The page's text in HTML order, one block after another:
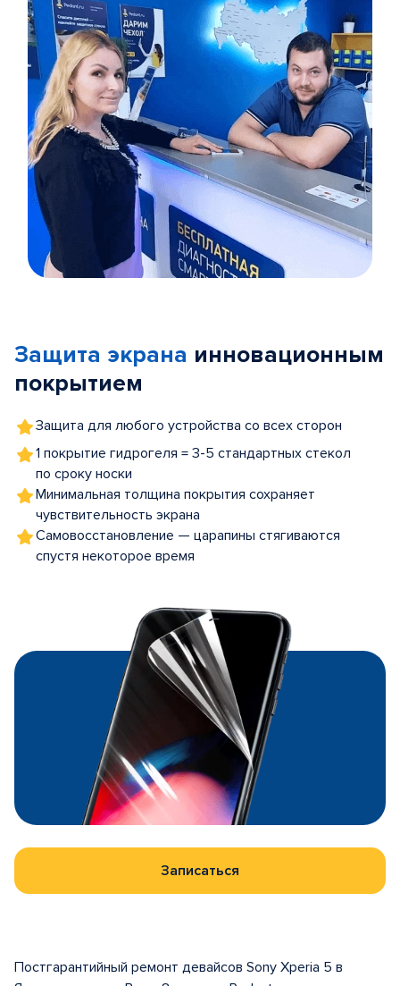
5
Защита экрана инновационным
покрытием
Защита для любого устройства со всех сторон
1 покрытие гидрогеля = 3-5 стандартных стекол
по сроку носки
Минимальная толщина покрытия сохраняет
чувствительность экрана
Самовосстановление — царапины стягиваются
спустя некоторое время
Записаться
Постгарантийный ремонт девайсов Sony Xperia 5 в